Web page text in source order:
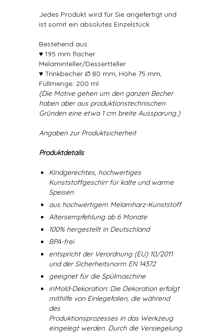
Jedes Produkt wird für Sie angefertigt und
ist somit ein absolutes Einzelstück.
Bestehend aus:
♥ 195 mm flacher
Melaminteller/Dessertteller
♥ Trinkbecher Ø 80 mm, Höhe 75 mm,
Füllmenge: 200 ml
(Die Motive gehen um den ganzen Becher
haben aber aus produktionstechnischen
Gründen eine etwa 1 cm breite Aussparung.)
Angaben zur Produktsicherheit
Produktdetails
Kindgerechtes, hochwertiges
Kunststoffgeschirr für kalte und warme
Speisen
aus hochwertigem Melamharz-Kunststoff
Altersempfehlung ab 6 Monate
100% hergestellt in Deutschland
BPA-frei
entspricht der Verordnung (EU) 10/2011
und der Sicherheitsnorm EN 14372
geeignet für die Spülmaschine
inMold-Dekoration: Die Dekoration erfolgt
mithilfe von Einlegefolien, die während
des
Produktionsprozesses in das Werkzeug
eingelegt werden. Durch die Versiegelung